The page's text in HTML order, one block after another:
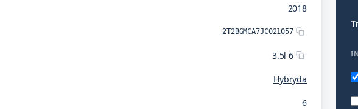
2018
2T2BGMCA7JC021057
3.5l 6
Hybryda
6